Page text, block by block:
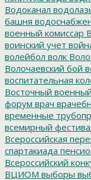
Водоканал
башня
военный комиссар
воинский учет
волейбол волк
Волочаевский бой
воспитательная
Восточный
форум врач
временные
всемирный
Всероссийская
спартакиада
Всероссийский
ВЦИОМ выборы